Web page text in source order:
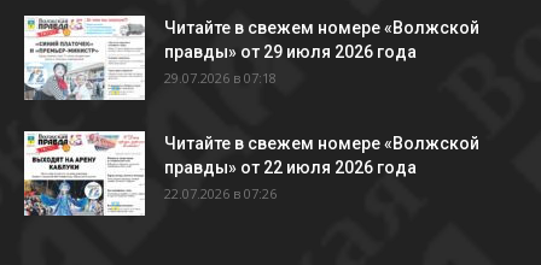
Читайте в свежем номере «Волжской
правды» от 29 июля 2026 года
29.07.2026 в 07:18
Читайте в свежем номере «Волжской
правды» от 22 июля 2026 года
22.07.2026 в 07:26